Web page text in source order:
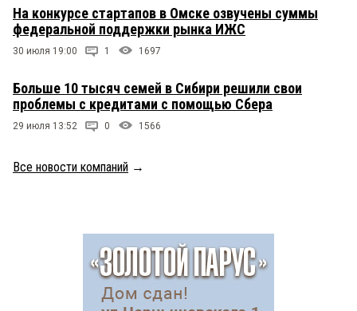
На конкурсе стартапов в Омске озвучены суммы
федеральной поддержки рынка ИЖС
30 июля 19:00 1 1697
Больше 10 тысяч семей в Сибири решили свои
проблемы с кредитами с помощью Сбера
29 июля 13:52 0 1566
Все новости компаний →